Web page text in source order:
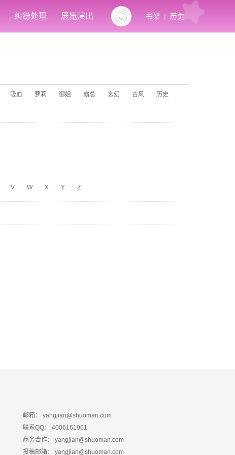
纠纷处理 展览演出 书架 | 历史
吸血 萝莉 御姐 霸总 玄幻 古风
历史
V W X Y Z
邮箱： yangjian@shuoman.com
联系QQ： 4006161961
商务合作： yangjian@shuoman.com
投稿邮箱： yangjian@shuoman.com